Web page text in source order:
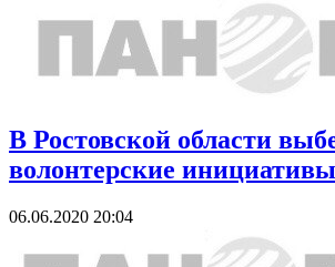
В Ростовской области
волонтерские инициативы
06.06.2020 20:04